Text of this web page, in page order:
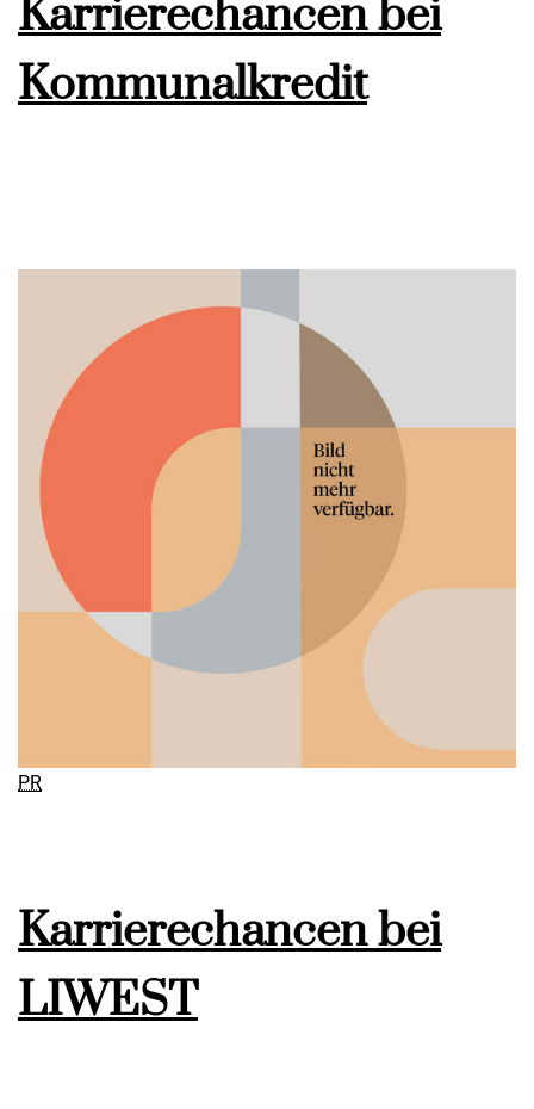
Karrierechancen bei
Kommunalkredit
PR
Karrierechancen bei
LIWEST